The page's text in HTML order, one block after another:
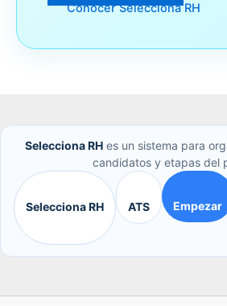
Conocer Selecciona RH
Selecciona RHes un sistema para
candidatos y etapas del
Selecciona RH ATS Empezar